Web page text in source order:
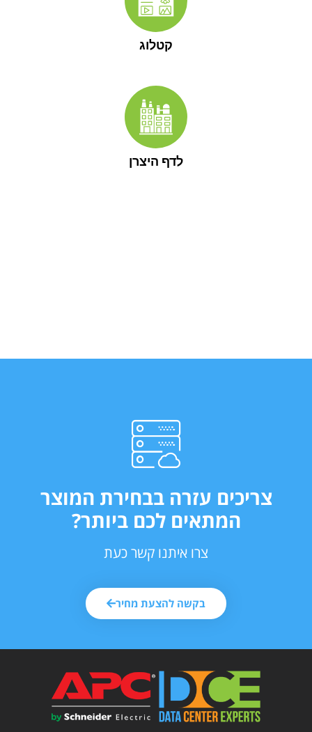
קטלוג
לדף היצרן
צריכים עזרה בבחירת המוצר
המתאים לכם ביותר?
צרו איתנו קשר כעת
בקשה להצעת מחיר